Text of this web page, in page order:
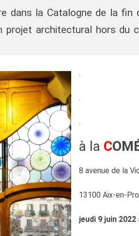
dans la Catalogne de la
projet architectural hors
.
.
.
à la C
8 avenue de la
13100 Aix-en-
jeudi 9 juin 2022